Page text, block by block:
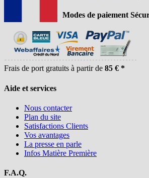
Modes de paiement
Frais de port gratuits à partir de 85 € *
Aide et services
Nous contacter
Plan du site
Satisfactions Clients
Vos avantages
La presse en parle
Infos Matière Première
F.A.Q.